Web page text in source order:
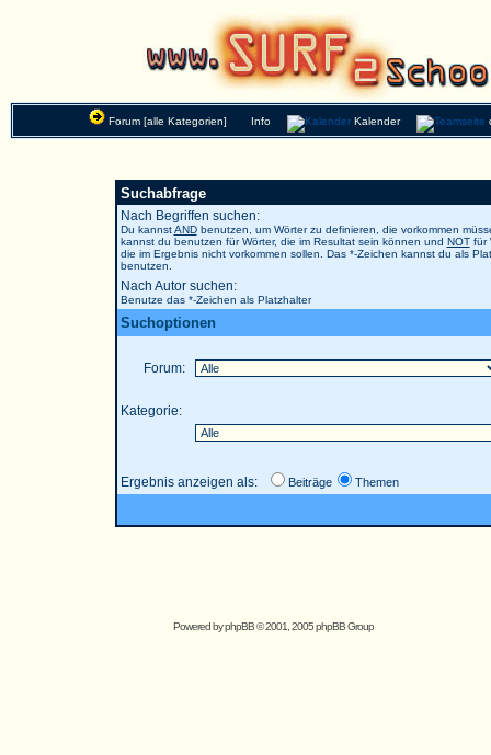
Forum [alle Kategorien] Info Kalender
Suchabfrage
Nach Begriffen suchen:
Du kannstANDbenutzen, um Wörter zu definieren, die vorkommen
kannst du benutzen für Wörter, die im Resultat sein können und NOTfür
die im Ergebnis nicht vorkommen sollen. Das *-Zeichen kannst du als
benutzen.
Nach Autor suchen:
Benutze das *-Zeichen als Platzhalter
Suchoptionen
Forum:
Kategorie:
Ergebnis anzeigen als: Beiträge Themen
Powered byphpBB© 2001, 2005 phpBB Group